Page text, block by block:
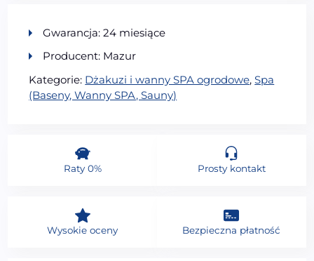
Gwarancja: 24 miesiące
Producent: Mazur
Kategorie: Dżakuzi i wanny SPA ogrodowe,Spa
(Baseny, Wanny SPA, Sauny)
Raty 0% Prosty kontakt
Wysokie oceny Bezpieczna płatność